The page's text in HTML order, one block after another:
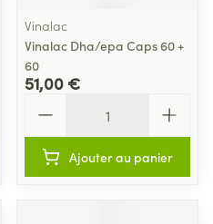
Vinalac
Vinalac Dha/epa Caps 60 +
60
51,00 €
Ajouter au panier